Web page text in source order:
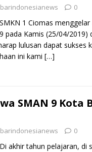
0
1 Ciomas menggelar
pada Kamis (25/04/2019)
lulusan dapat sukses
ini kami […]
SMAN 9 Kota
0
akhir tahun pelajaran, di